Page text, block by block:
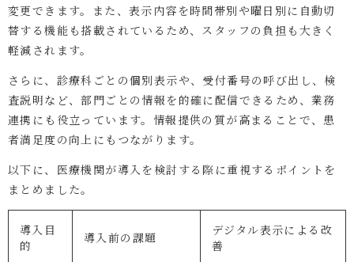
変更できます。また、表示内容を時間帯別や曜日別に自動切
替する機能も搭載されているため、スタッフの負担も大きく
軽減されます。
さらに、診療科ごとの個別表示や、受付番号の呼び出し、検
査説明など、部門ごとの情報を的確に配信できるため、業務
連携にも役立っています。情報提供の質が高まることで、患
者満足度の向上にもつながります。
以下に、医療機関が導入を検討する際に重視するポイントを
まとめました。
導入目
的
導入前の課題
デジタル表示による改
善